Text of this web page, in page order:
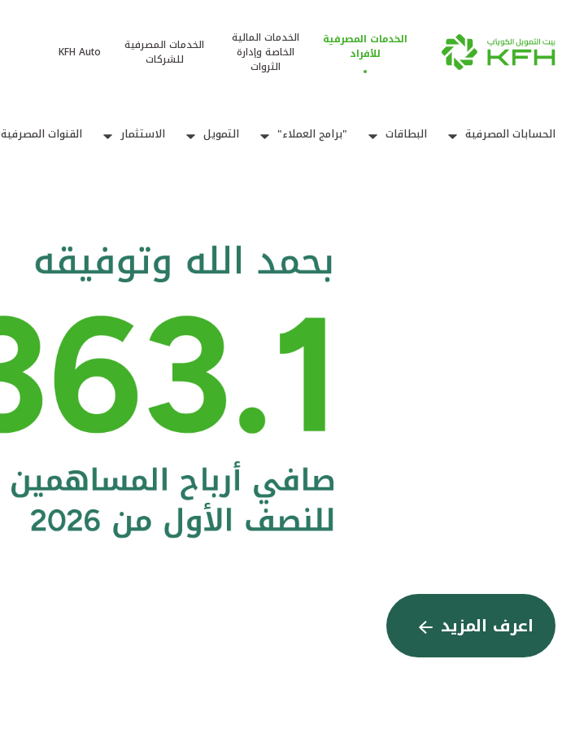
الخدمات المصرفية
للأفراد
الخدمات المالية
الخاصة وإدارة
الثروات
الخدمات المصرفية
للشركات
KFH Auto
الحسابات المصرفية البطاقات "برامج العملاء" التمويل الاستثمار القنوات المصرفية
اعرف المزيد